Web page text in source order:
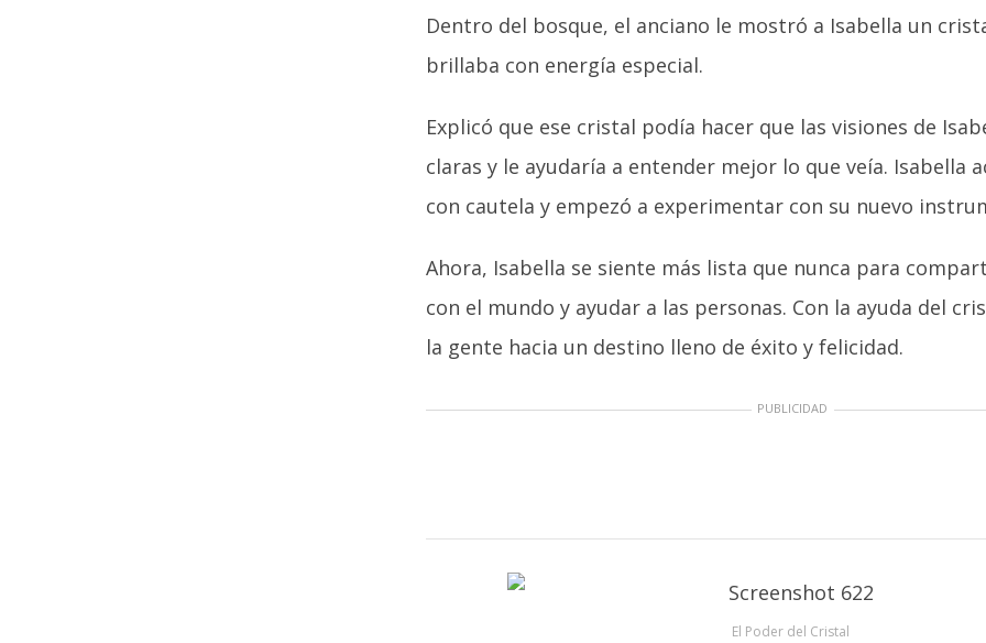
Dentro del bosque, el anciano le mostró a Isabella un
brillaba con energía especial.
Explicó que ese cristal podía hacer que las visiones de
claras y le ayudaría a entender mejor lo que veía. Isabella
con cautela y empezó a experimentar con su nuevo
Ahora, Isabella se siente más lista que nunca para
con el mundo y ayudar a las personas. Con la ayuda del
la gente hacia un destino lleno de éxito y felicidad.
PUBLICIDAD
El Poder del Cristal